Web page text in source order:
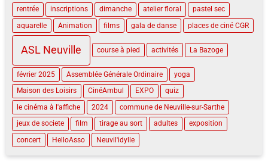
rentrée inscriptions dimanche atelier floral
pastel sec
aquarelle
Animation films gala de danse places de ciné CGR
ASL Neuville course à pied activités La Bazoge
février 2025 Assemblée Générale Ordinaire
yoga
Maison des Loisirs
CinéAmbul EXPO
quiz
le cinéma à l'affiche
2024
commune de Neuville-sur-Sarthe
jeux de societe
film tirage au sort adultes
exposition
concert
HelloAsso Neuvil'idylle